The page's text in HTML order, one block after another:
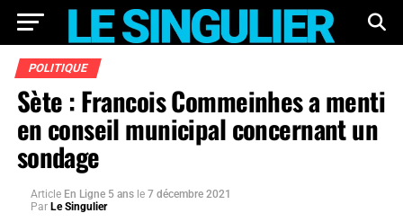
POLITIQUE
Sète : Francois Commeinhes a menti
en conseil municipal concernant un
sondage
Article En Ligne 5 ans le 7 décembre 2021
Par Le Singulier